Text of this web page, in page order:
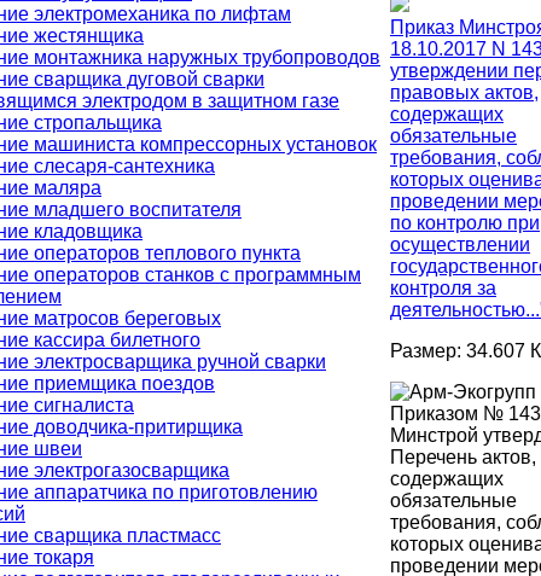
электромеханика по лифтам
жестянщика
монтажника наружных трубопроводов
сварщика дуговой сварки
электродом в защитном газе
стропальщика
машиниста компрессорных установок
слесаря-сантехника
маляра
младшего воспитателя
кладовщика
операторов теплового пункта
операторов станков с программным
матросов береговых
кассира билетного
электросварщика ручной сварки
приемщика поездов
сигналиста
доводчика-притирщика
швеи
электрогазосварщика
аппаратчика по приготовлению
сварщика пластмасс
токаря
Приказ
18.10.2017 N
утверждении
правовых актов,
содержащих
обязательные
требования,
которых
проведении
по контролю при
осуществлении
контроля за
Размер: 34.607
Приказом №
Минстрой
Перечень актов,
содержащих
обязательные
требования,
которых
проведении